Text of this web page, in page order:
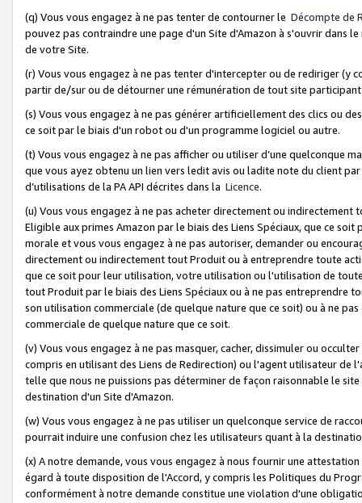
(q) Vous vous engagez à ne pas tenter de contourner le Décompte de
pouvez pas contraindre une page d'un Site d'Amazon à s'ouvrir dans
de votre Site.
(r) Vous vous engagez à ne pas tenter d'intercepter ou de rediriger
partir de/sur ou de détourner une rémunération de tout site
(s) Vous vous engagez à ne pas générer artificiellement des clics ou
ce soit par le biais d'un robot ou d'un programme logiciel ou autre.
(t) Vous vous engagez à ne pas afficher ou utiliser d’une quelconque
que vous ayez obtenu un lien vers ledit avis ou ladite note du client
d’utilisations de la PA API décrites dans la Licence.
(u) Vous vous engagez à ne pas acheter directement ou
Eligible aux primes Amazon par le biais des Liens Spéciaux, que ce
morale et vous vous engagez à ne pas autoriser, demander ou
directement ou indirectement tout Produit ou à entreprendre toute
que ce soit pour leur utilisation, votre utilisation ou l'utilisation de
tout Produit par le biais des Liens Spéciaux ou à ne pas entreprendre
son utilisation commerciale (de quelque nature que ce soit) ou à ne
commerciale de quelque nature que ce soit.
(v) Vous vous engagez à ne pas masquer, cacher, dissimuler ou
compris en utilisant des Liens de Redirection) ou l'agent utilisateur
telle que nous ne puissions pas déterminer de façon raisonnable le
destination d'un Site d'Amazon.
(w) Vous vous engagez à ne pas utiliser un quelconque service de
pourrait induire une confusion chez les utilisateurs quant à la
(x) A notre demande, vous vous engagez à nous fournir une
égard à toute disposition de l'Accord, y compris les Politiques du
conformément à notre demande constitue une violation d'une